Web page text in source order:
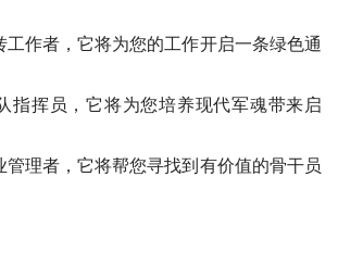
作者，它将为您的工作开启一条绿色通
指挥员，它将为您培养现代军魂带来启
管理者，它将帮您寻找到有价值的骨干员